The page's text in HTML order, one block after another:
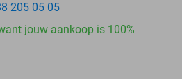
205 05 05
jouw aankoop is 100%